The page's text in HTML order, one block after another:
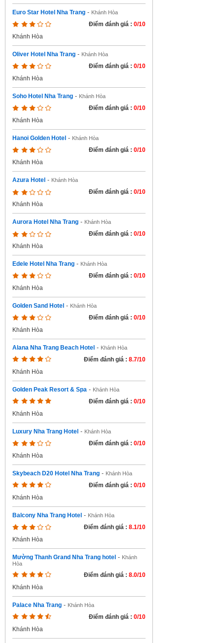
Euro Star Hotel Nha Trang - Khánh Hòa
Điểm đánh giá : 0/10
Khánh Hòa
Oliver Hotel Nha Trang - Khánh Hòa
Điểm đánh giá : 0/10
Khánh Hòa
Soho Hotel Nha Trang - Khánh Hòa
Điểm đánh giá : 0/10
Khánh Hòa
Hanoi Golden Hotel - Khánh Hòa
Điểm đánh giá : 0/10
Khánh Hòa
Azura Hotel - Khánh Hòa
Điểm đánh giá : 0/10
Khánh Hòa
Aurora Hotel Nha Trang - Khánh Hòa
Điểm đánh giá : 0/10
Khánh Hòa
Edele Hotel Nha Trang - Khánh Hòa
Điểm đánh giá : 0/10
Khánh Hòa
Golden Sand Hotel - Khánh Hòa
Điểm đánh giá : 0/10
Khánh Hòa
Alana Nha Trang Beach Hotel - Khánh Hòa
Điểm đánh giá : 8.7/10
Khánh Hòa
Golden Peak Resort & Spa - Khánh Hòa
Điểm đánh giá : 0/10
Khánh Hòa
Luxury Nha Trang Hotel - Khánh Hòa
Điểm đánh giá : 0/10
Khánh Hòa
Skybeach D20 Hotel Nha Trang - Khánh Hòa
Điểm đánh giá : 0/10
Khánh Hòa
Balcony Nha Trang Hotel - Khánh Hòa
Điểm đánh giá : 8.1/10
Khánh Hòa
Mường Thanh Grand Nha Trang hotel - Khánh
Hòa
Điểm đánh giá : 8.0/10
Khánh Hòa
Palace Nha Trang - Khánh Hòa
Điểm đánh giá : 0/10
Khánh Hòa